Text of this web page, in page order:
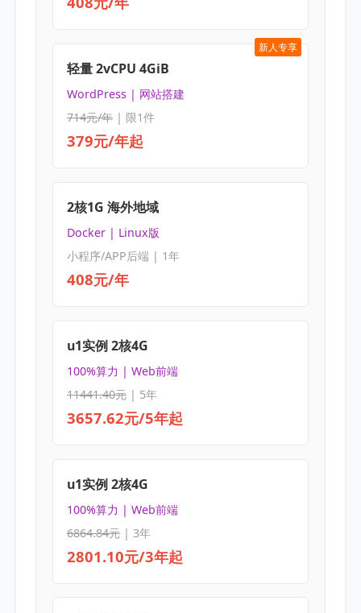
新人专享
轻量 2vCPU 4GiB
WordPress | 网站搭建
714元/年| 限1件
379元/年起
2核1G 海外地域
Docker | Linux版
小程序/APP后端 | 1年
408元/年
u1实例 2核4G
100%算力 | Web前端
11441.40元| 5年
3657.62元/5年起
u1实例 2核4G
100%算力 | Web前端
6864.84元| 3年
2801.10元/3年起